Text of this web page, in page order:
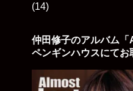
(14)
仲田修子のアルバム
ペンギンハウスに